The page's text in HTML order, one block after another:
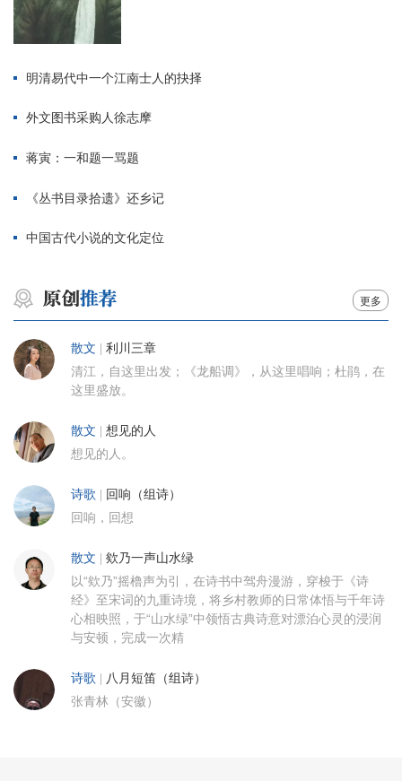
明清易代中一个江南士人的抉择
外文图书采购人徐志摩
蒋寅：一和题一骂题
《丛书目录拾遗》还乡记
中国古代小说的文化定位
更多
散文 利川三章
清江，自这里出发；《龙船调》，从这里唱响；杜鹃，在
这里盛放。
散文 想见的人
想见的人。
诗歌 回响（组诗）
回响，回想
散文 欸乃一声山水绿
以“欸乃”摇橹声为引，在诗书中驾舟漫游，穿梭于《诗
经》至宋词的九重诗境，将乡村教师的日常体悟与千年诗
心相映照，于“山水绿”中领悟古典诗意对漂泊心灵的浸润
与安顿，完成一次精
诗歌 八月短笛（组诗）
张青林（安徽）